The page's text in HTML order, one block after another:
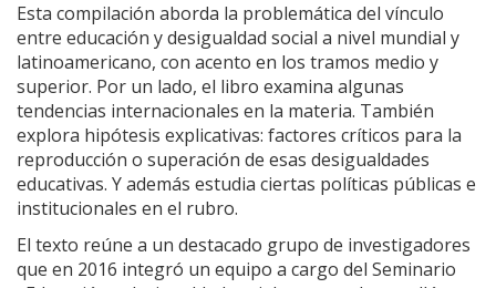
Esta compilación aborda la problemática del vínculo
entre educación y desigualdad social a nivel mundial y
latinoamericano, con acento en los tramos medio y
superior. Por un lado, el libro examina algunas
tendencias internacionales en la materia. También
explora hipótesis explicativas: factores críticos para la
reproducción o superación de esas desigualdades
educativas. Y además estudia ciertas políticas públicas e
institucionales en el rubro.
El texto reúne a un destacado grupo de investigadores
que en 2016 integró un equipo a cargo del Seminario